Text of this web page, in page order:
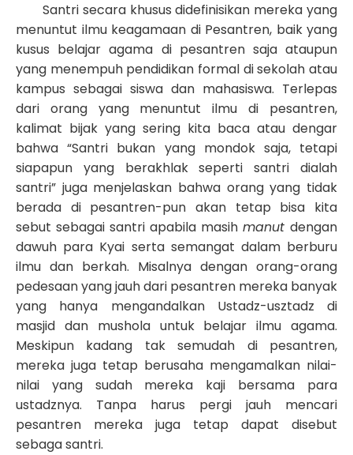
Santri secara khusus didefinisikan mereka yang
menuntut ilmu keagamaan di Pesantren, baik yang
kusus belajar agama di pesantren saja ataupun
yang menempuh pendidikan formal di sekolah atau
kampus sebagai siswa dan mahasiswa. Terlepas
dari orang yang menuntut ilmu di pesantren,
kalimat bijak yang sering kita baca atau dengar
bahwa “Santri bukan yang mondok saja, tetapi
siapapun yang berakhlak seperti santri dialah
santri” juga menjelaskan bahwa orang yang tidak
berada di pesantren-pun akan tetap bisa kita
sebut sebagai santri apabila masih manut dengan
dawuh para Kyai serta semangat dalam berburu
ilmu dan berkah. Misalnya dengan orang-orang
pedesaan yang jauh dari pesantren mereka banyak
yang hanya mengandalkan Ustadz-usztadz di
masjid dan mushola untuk belajar ilmu agama.
Meskipun kadang tak semudah di pesantren,
mereka juga tetap berusaha mengamalkan nilai-
nilai yang sudah mereka kaji bersama para
ustadznya. Tanpa harus pergi jauh mencari
pesantren mereka juga tetap dapat disebut
sebaga santri.